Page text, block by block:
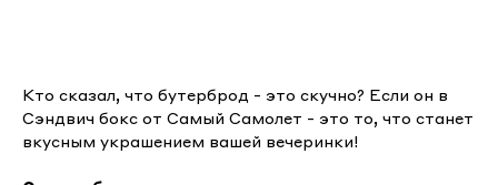
Кто сказал, что бутерброд - это скучно? Если он в
Сэндвич бокс от Самый Самолет - это то, что станет
вкусным украшением вашей вечеринки!